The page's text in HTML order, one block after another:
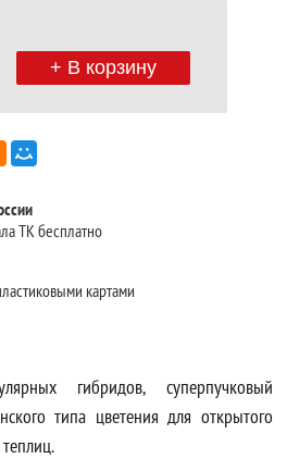
+ В корзину
ТК бесплатно
картами
гибридов, суперпучковый
типа цветения для открытого